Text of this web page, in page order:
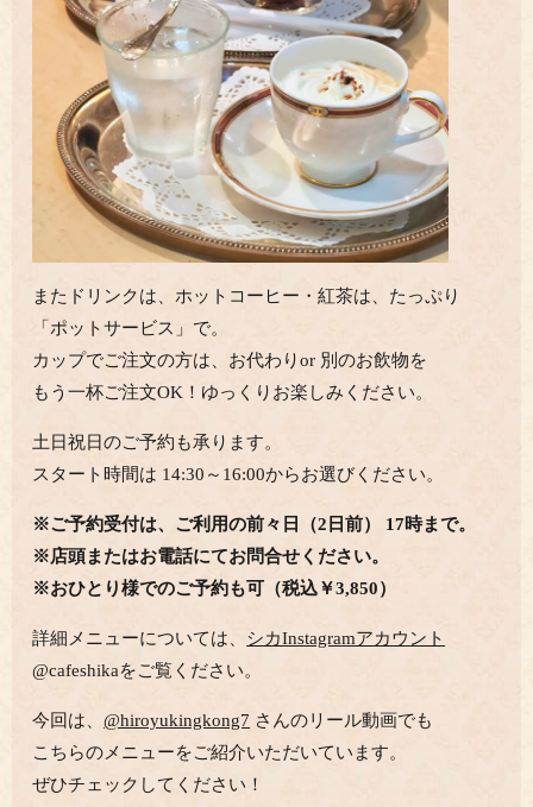
またドリンクは、ホットコーヒー・紅茶は、 たっぷり
「ポットサービス」で。
カップでご注文の方は、 お代わりor 別のお飲物を
もう一杯ご注文OK！ゆっくりお楽しみください。
土日祝日のご予約も承ります。
スタート時間は 14:30～16:00からお選びください。
※ご予約受付は、ご利用の前々日（2日前） 17時まで。
※店頭またはお電話にてお問合せください。
※おひとり様でのご予約も可（税込￥3,850）
詳細メニューについては、 シカInstagramアカウント
@cafeshikaをご覧ください。
今回は、@hiroyukingkong7 さんのリール動画でも
こちらのメニューをご紹介いただいています。
ぜひチェックしてください！